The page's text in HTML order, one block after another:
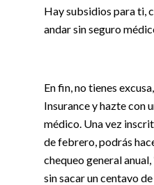
Hay subsidios para ti,
andar sin seguro
En fin, no tienes
Insurance y hazte con
médico. Una vez
de febrero, podrás
chequeo general anual,
sin sacar un centavo